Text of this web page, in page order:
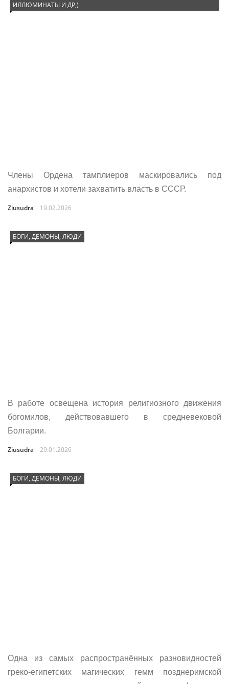
ИЛЛЮМИНАТЫ И ДР,)
Члены Ордена тамплиеров маскировались под
анархистов и хотели захватить власть в СССР.
Ziusudra 19.02.2026
БОГИ, ДЕМОНЫ, ЛЮДИ
В работе освещена история религиозного движения
богомилов, действовавшего в средневековой
Болгарии.
Ziusudra 29.01.2026
БОГИ, ДЕМОНЫ, ЛЮДИ
Одна из самых распространённых разновидностей
греко-египетских магических гемм позднеримской